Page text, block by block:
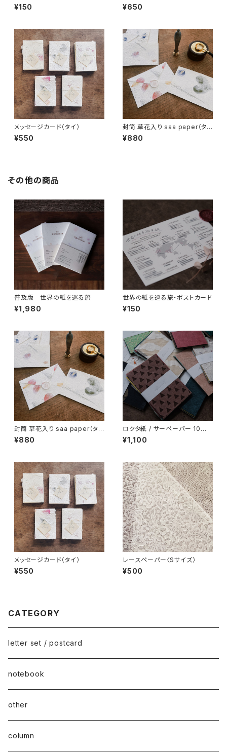
¥150 ¥650
メッセージカード（タイ）
¥550
封筒 草花入り saa paper（タ
イ）
¥880
その他の商品
普及版 世界の紙を巡る旅
¥1,980
世界の紙を巡る旅・ポストカード
¥150
封筒 草花入り saa paper（タ
イ）
¥880
ロクタ紙 / サーペーパー 10枚
セット
¥1,100
メッセージカード（タイ）
¥550
レースペーパー〈Sサイズ〉
¥500
CATEGORY
letter set / postcard
notebook
other
column